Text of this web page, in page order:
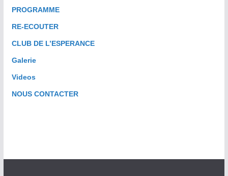
PROGRAMME
RE-ECOUTER
CLUB DE L’ESPERANCE
Galerie
Videos
NOUS CONTACTER